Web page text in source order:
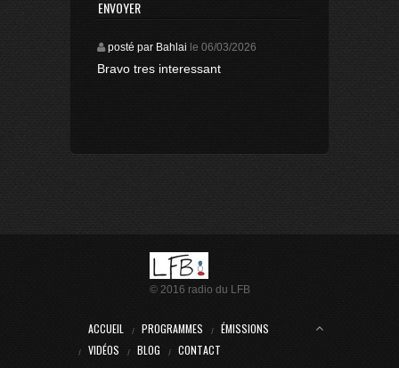
posté par Bahlai le 06/03/2026
Bravo tres interessant
© 2016 radio du LFB
ACCUEIL PROGRAMMES
ÉMISSIONS
VIDÉOS
BLOG CONTACT